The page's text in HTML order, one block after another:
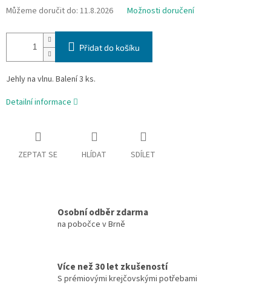
Můžeme doručit do: 11.8.2026 Možnosti doručení
Přidat do košíku
Jehly na vlnu. Balení 3 ks.
Detailní informace
ZEPTAT SE HLÍDAT SDÍLET
Osobní odběr zdarma
na pobočce v Brně
Více než 30 let zkušeností
S prémiovými krejčovskými potřebami